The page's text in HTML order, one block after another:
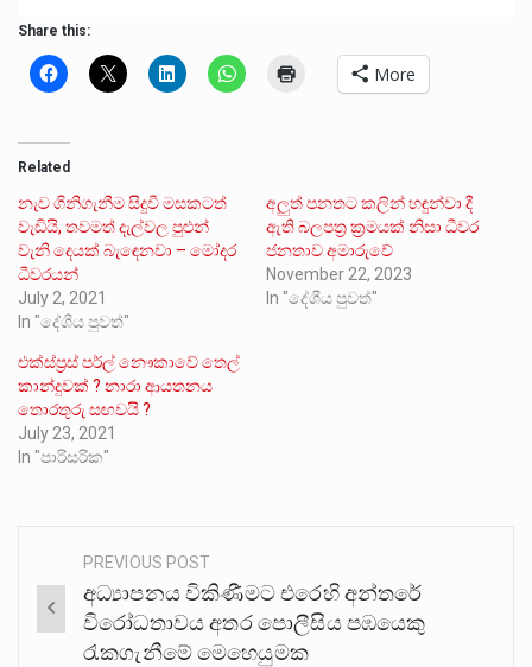
Share this:
More
Related
නැව ගිනිගැනීම සිදුවී මසකටත්
වැඩියි, තවමත් දැල්වල පුළුන්
වැනි දෙයක් බැඳෙනවා – මෝදර
ධීවරයන්
July 2, 2021
In "දේශීය පුවත්"
අලුත් පනතට කලින් හඳුන්වා දී
ඇති බලපත්‍ර ක්‍රමයක් නිසා ධීවර
ජනතාව අමාරුවේ
November 22, 2023
In "දේශීය පුවත්"
එක්ස්ප්‍රස් පර්ල් නෞකාවේ තෙල්
කාන්දුවක් ? නාරා ආයතනය
තොරතුරු සඟවයි ?
July 23, 2021
In "පාරිසරික"
Post
navigation
PREVIOUS POST
අධ්‍යාපනය විකිණීමට එරෙහි අන්තරේ
විරෝධතාවය අතර පොලීසිය පඹයෙකු
රැකගැනීමේ මෙහෙයුමක